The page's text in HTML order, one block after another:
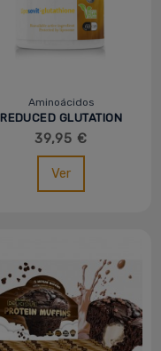
Aminoácidos
REDUCED GLUTATION
LIPOSOMAL
39,95 €
Ver